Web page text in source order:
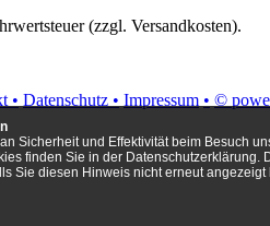
Sicherheit und Effektivität beim Besuch
finden Sie in der Datenschutzerklärung.
Sie diesen Hinweis nicht erneut
(zzgl. Versandkosten).
• Datenschutz • Impressum • ©